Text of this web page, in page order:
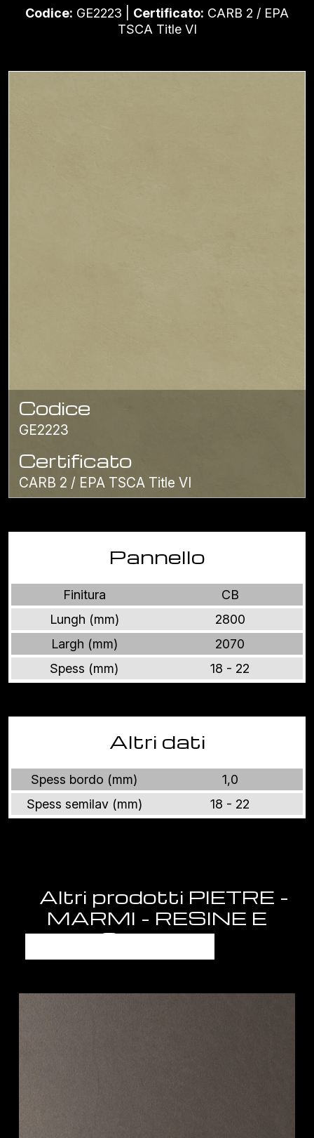
Codice: GE2223 | Certificato: CARB 2 / EPA
TSCA Title VI
Codice
GE2223
Certificato
CARB 2 / EPA TSCA Title VI
Pannello
Finitura
CB
Lungh (mm)
2800
Largh (mm)
2070
Spess (mm)
18 - 22
Altri dati
Spess bordo (mm)
1,0
Spess semilav (mm)
18 - 22
Altri prodotti PIETRE -
MARMI - RESINE E
GRANITI